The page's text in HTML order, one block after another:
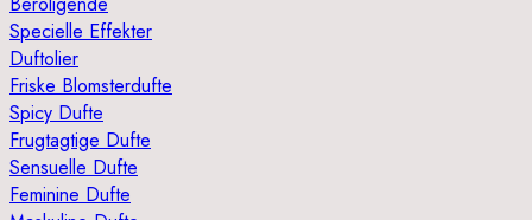
Specielle Effekter
Duftolier
Friske Blomsterdufte
Spicy Dufte
Frugtagtige Dufte
Sensuelle Dufte
Feminine Dufte